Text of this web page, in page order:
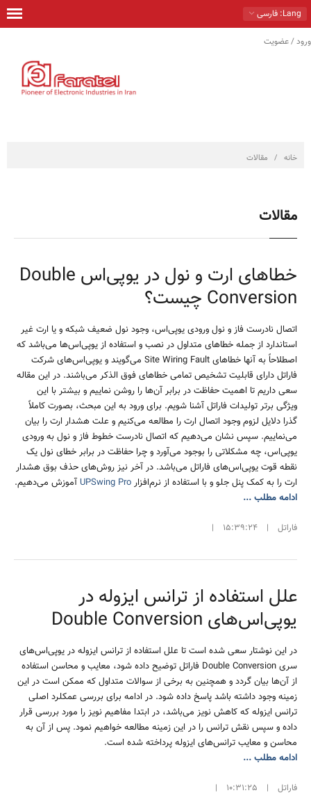
Lang: فارسی
ورود / عضویت
خانه
تماس با ما
فروشگاه
خانه / مقالات
مقالات
خطاهای ارت و نول در یوپی‌اس Double
Conversion چیست؟
اتصال نادرست فاز و نول ورودی یوپی‌اس، وجود نول ضعیف شبکه و یا ارت غیر
استاندارد از جمله خطاهای متداول در نصب و استفاده از یوپی‌اس‌ها می‌باشد که
اصطلاحاً به آنها خطاهای Site Wiring Fault می‌گویند و یوپی‌اس‌های شرکت
فاراتل دارای قابلیت تشخیص تمامی خطاهای فوق الذکر می‌باشند. در این مقاله
سعی داریم تا اهمیت حفاظت در برابر آن‌ها را روشن نماییم و بیشتر با این
ویژگی برتر تولیدات فاراتل آشنا شویم. برای ورود به این مبحث، بصورت کاملاً
گذرا دلایل لزوم وجود اتصال ارت را مطالعه می‌کنیم و علت هشدار ارت را بیان
می‌نماییم. سپس نشان می‌دهیم که اتصال نادرست خطوط فاز و نول به ورودی
یوپی‌اس، چه مشکلاتی را بوجود می‌آورد و چرا حفاظت در برابر خطای نول یک
نقطه قوت یوپی‌اس‌های فاراتل می‌باشد. در آخر نیز روش‌های حذف بوق هشدار
ارت را به کمک پنل جلو و با استفاده از نرم‌افزار UPSwing Pro آموزش می‌دهیم.
ادامه مطلب ...
فاراتل |
15:39:24
|
علل استفاده از ترانس ایزوله در
یوپی‌اس‌های Double Conversion
در این نوشتار سعی شده است تا علل استفاده از ترانس ایزوله در یوپی‌اس‌های
سری Double Conversion فاراتل توضیح داده شود، معایب و محاسن استفاده
از آن‌ها بیان گردد و همچنین به برخی از سوالات متداول که ممکن است در این
زمینه وجود داشته باشد پاسخ داده شود. در ادامه برای بررسی عمکلرد اصلی
ترانس ایزوله که کاهش نویز می‌باشد، در ابتدا مفاهیم نویز را مورد بررسی قرار
داده و سپس نقش ترانس را در این زمینه مطالعه خواهیم نمود. پس از آن به
محاسن و معایب ترانس‌های ایزوله پرداخته شده است.
ادامه مطلب ...
فاراتل |
10:31:25
|